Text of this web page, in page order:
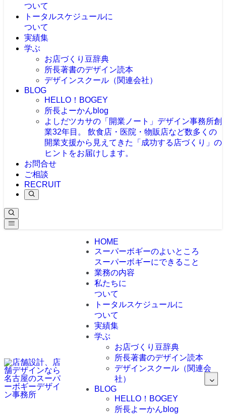
ついて
トータルスケジュールに
ついて
実績集
学ぶ
お店づくり豆辞典
所長著書のデザイン読本
デザインスクール（関連会社）
BLOG
HELLO！BOGEY
所長よーかんblog
よしだツカサの「開業ノート」 デザイン事務所創
業32年目。 飲食店・医院・物販店など数多くの
開業支援から見えてきた「成功する店づくり」の
ヒントをお届けします。
お問合せ
ご相談
RECRUIT
HOME
スーパーボギーのよいところ
スーパーボギーにできること
業務の内容
私たちに
ついて
トータルスケジュールに
ついて
実績集
学ぶ
お店づくり豆辞典
所長著書のデザイン読本
デザインスクール（関連会
社）
BLOG
HELLO！BOGEY
所長よーかんblog